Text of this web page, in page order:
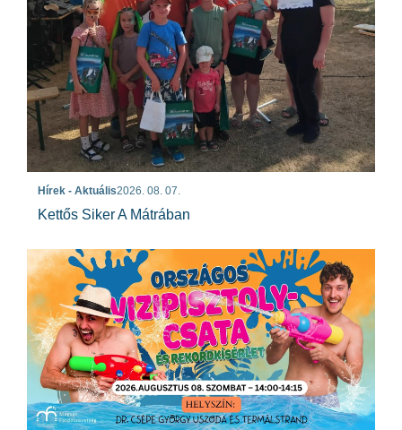
Hírek - Aktuális2026. 08. 07.
Kettős Siker A Mátrában